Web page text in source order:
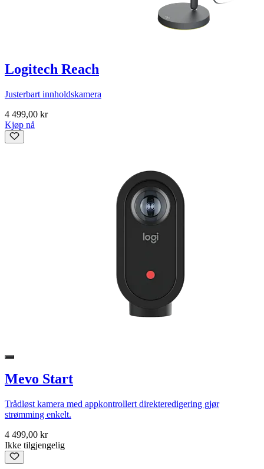
Logitech Reach
Justerbart innholdskamera
4 499,00 kr
Kjøp nå
Mevo Start
Trådløst kamera med appkontrollert direkteredigering gjør
strømming enkelt.
4 499,00 kr
Ikke tilgjengelig